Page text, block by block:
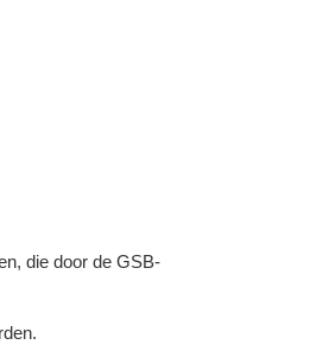
die door de GSB-